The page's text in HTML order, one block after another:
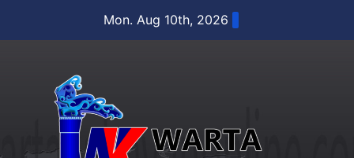
Mon. Aug 10th, 2026